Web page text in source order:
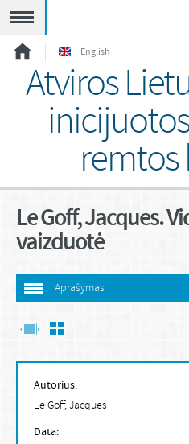
English
Atviros
remtos
Le Goff, Jacques.
vaizduotė
Aprašymas
Autorius:
Le Goff, Jacques
Data: